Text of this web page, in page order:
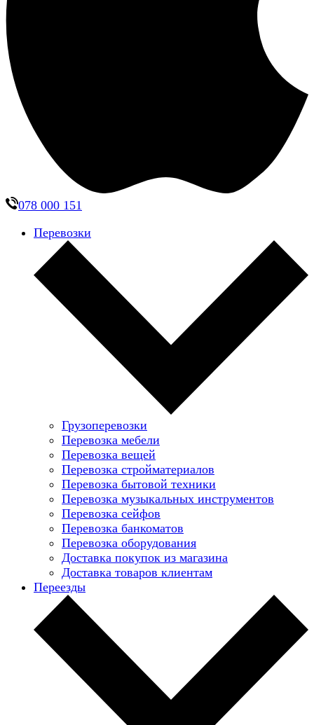
078 000 151
Перевозки
Грузоперевозки
Перевозка мебели
Перевозка вещей
Перевозка стройматериалов
Перевозка бытовой техники
Перевозка музыкальных инструментов
Перевозка сейфов
Перевозка банкоматов
Перевозка оборудования
Доставка покупок из магазина
Доставка товаров клиентам
Переезды